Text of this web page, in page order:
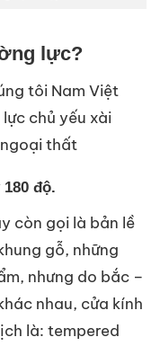
lực?
tôi Nam Việt
chủ yếu xài
thất
độ.
còn gọi là bản lề
gỗ, những
nhưng do bắc –
nhau, cửa kính
là: tempered